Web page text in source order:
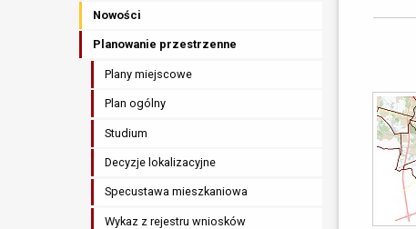
Nowości
Planowanie przestrzenne
Plany miejscowe
Plan ogólny
Studium
Decyzje lokalizacyjne
Specustawa mieszkaniowa
Wykaz z rejestru wniosków